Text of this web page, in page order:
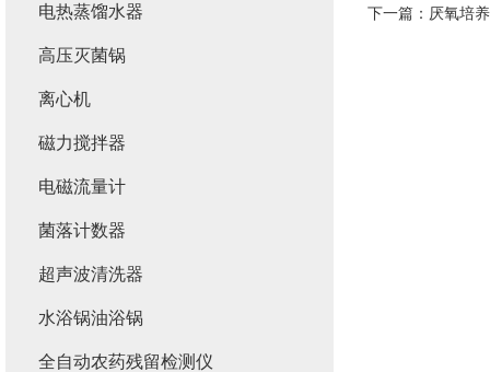
下一篇： 厌氧培
电热蒸馏水器
高压灭菌锅
离心机
磁力搅拌器
电磁流量计
菌落计数器
超声波清洗器
水浴锅油浴锅
全自动农药残留检测仪